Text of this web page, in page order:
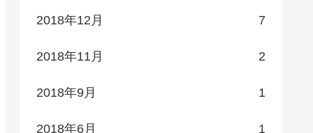
2018年12月 7
2018年11月 2
2018年9月 1
2018年6月 1